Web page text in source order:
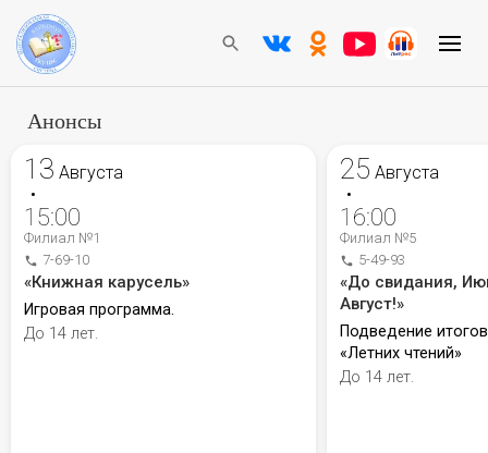
Анонсы
13 Августа
•
15:00
Филиал №1
7-69-10
«Книжная карусель»
Игровая программа.
До 14 лет.
25 Августа
•
16:00
Филиал №5
5-49-93
«До свидания,
Август!»
Подведение
«Летних чтений»
До 14 лет.